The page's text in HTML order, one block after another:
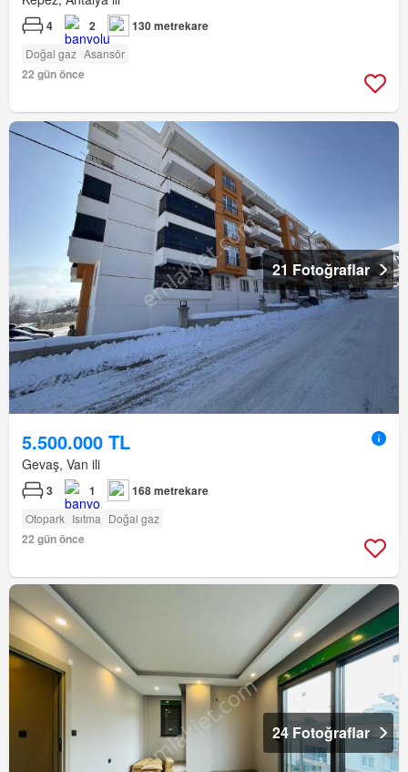
4 2 130 metrekare
Doğal gaz Asansör
22 gün önce
21 Fotoğraflar
5.500.000 TL
Gevaş, Van ili
3 1 168 metrekare
Otopark Isıtma Doğal gaz
22 gün önce
24 Fotoğraflar